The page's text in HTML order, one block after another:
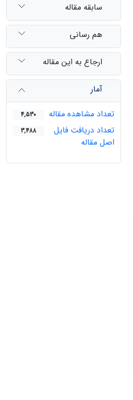
سابقه مقاله
هم رسانی
ارجاع به این مقاله
آمار
تعداد مشاهده مقاله
4,530
تعداد دریافت فایل
اصل مقاله
3,488